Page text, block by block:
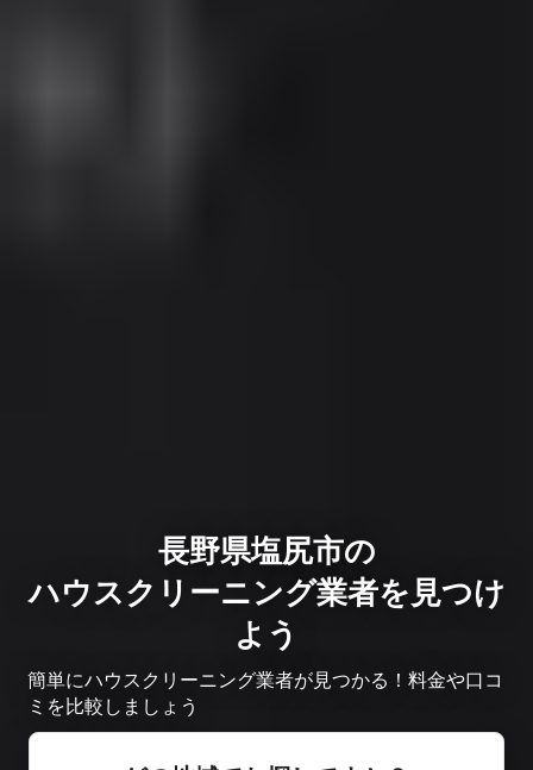
長野県塩尻市の
ハウスクリーニング業者を見つけ
よう
簡単にハウスクリーニング業者が見つかる！料金や口コ
ミを比較しましょう